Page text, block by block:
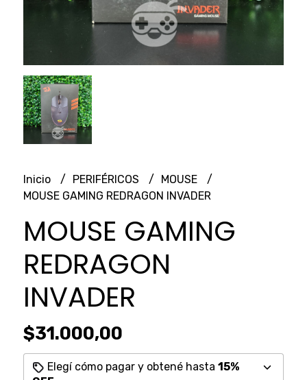
Inicio PERIFÉRICOS
MOUSE
MOUSE GAMING REDRAGON INVADER
MOUSE GAMING
REDRAGON
INVADER
$31.000,00
Elegí cómo pagar y obtené hasta 15%